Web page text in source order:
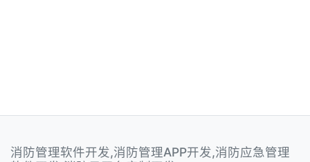
消防管理软件开发,消防管理APP开发,消防应急管理